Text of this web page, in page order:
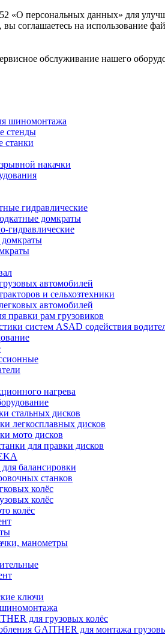
персональных данных» для
вы соглашаетесь на использование
обслуживание нашего
шиномонтажа
стенды
накачки
гидравлические
домкраты
гидравлические
автомобилей
и сельхозтехники
автомобилей
правки рам грузовиков
систем ASAD содействия
нагрева
стальных дисков
легкосплавных дисков
мото дисков
для правки дисков
балансировки
станков
колёс
колёс
колёс
манометры
ключи
для грузовых колёс
GAITHER для монтажа